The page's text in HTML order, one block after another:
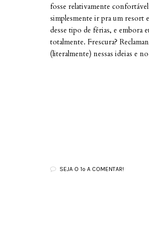
fosse relativamente
simplesmente ir pra um resort
desse tipo de férias, e embora
totalmente. Frescura?
(literalmente) nessas ideias e
SEJA O 1º A COMENTAR!